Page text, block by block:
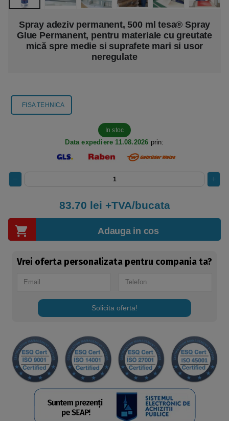
Spray adeziv permanent, 500 ml tesa® Spray
Glue Permanent, pentru materiale cu greutate
mică spre medie si suprafete mari si usor
neregulate
FISA TEHNICA
In stoc
Data expediere 11.08.2026 prin:
83.70 lei +TVA/bucata
Adauga in cos
Vrei oferta personalizata pentru compania ta?
Solicita oferta!